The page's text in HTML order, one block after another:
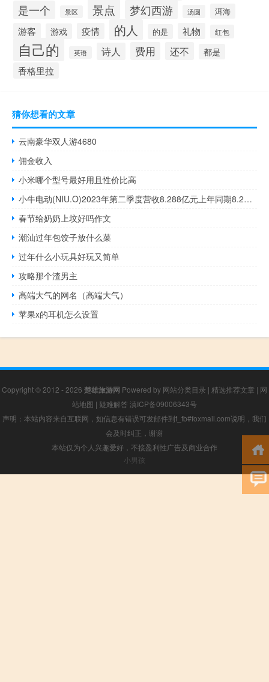
是一个 景区 景点 梦幻西游 汤圆 洱海
游客 游戏 疫情 的人 的是 礼物 红包
自己的 英语 诗人 费用 还不 都是
香格里拉
猜你想看的文章
云南豪华双人游4680
佣金收入
小米哪个型号最好用且性价比高
小牛电动(NIU.O)2023年第二季度营收8.288亿元上年同期8.28亿元
春节给奶奶上坟好吗作文
潮汕过年包饺子放什么菜
过年什么小玩具好玩又简单
攻略那个渣男主
高端大气的网名（高端大气）
苹果x的耳机怎么设置
Copyright © 2012 - 2026 楚雄旅游网 Powered by 网站分类目录 | 精选推荐文章 | 网
站地图 | 疑难解答 滇ICP备09006343号
声明：本站内容来自互联网，如信息有错误可发邮件到f_fb#foxmail.com说明，我们
会及时纠正，谢谢
本站仅为个人兴趣爱好，不接盈利性广告及商业合作
小男孩